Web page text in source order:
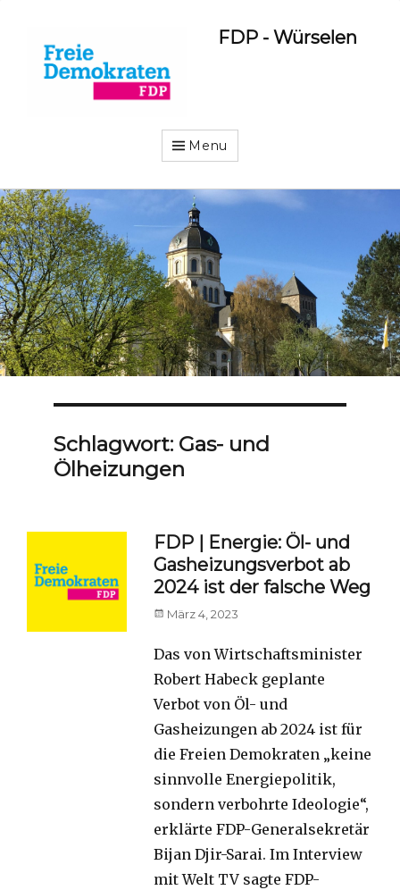
FDP - Würselen
Menu
Schlagwort: Gas- und
Ölheizungen
FDP | Energie: Öl- und
Gasheizungsverbot ab
2024 ist der falsche Weg
Posted
März 4, 2023
Das von Wirtschaftsminister
Robert Habeck geplante
Verbot von Öl- und
Gasheizungen ab 2024 ist für
die Freien Demokraten „keine
sinnvolle Energiepolitik,
sondern verbohrte Ideologie“,
erklärte FDP-Generalsekretär
Bijan Djir-Sarai. Im Interview
mit Welt TV sagte FDP-